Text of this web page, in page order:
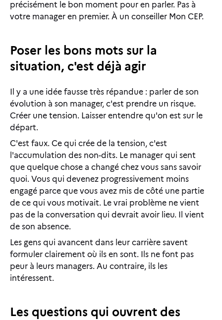
précisément le bon moment pour en parler. Pas à
votre manager en premier. À un conseiller Mon CEP.
Poser les bons mots sur la
situation, c'est déjà agir
Il y a une idée fausse très répandue : parler de son
évolution à son manager, c'est prendre un risque.
Créer une tension. Laisser entendre qu'on est sur le
départ.
C'est faux. Ce qui crée de la tension, c'est
l'accumulation des non-dits. Le manager qui sent
que quelque chose a changé chez vous sans savoir
quoi. Vous qui devenez progressivement moins
engagé parce que vous avez mis de côté une partie
de ce qui vous motivait. Le vrai problème ne vient
pas de la conversation qui devrait avoir lieu. Il vient
de son absence.
Les gens qui avancent dans leur carrière savent
formuler clairement où ils en sont. Ils ne font pas
peur à leurs managers. Au contraire, ils les
intéressent.
Les questions qui ouvrent des